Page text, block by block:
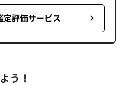
定評価サービス
う！